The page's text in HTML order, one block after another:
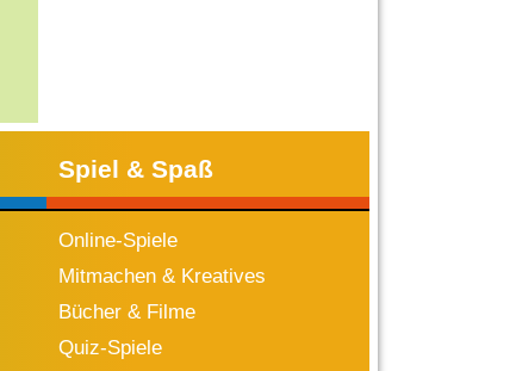
Spiel & Spaß
Online-Spiele
Mitmachen & Kreatives
Bücher & Filme
Quiz-Spiele